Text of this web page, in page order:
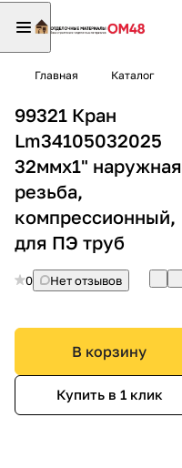
Главная Каталог
99321 Кран
Lm34105032025
32ммх1" наружная
резьба,
компрессионный,
для ПЭ труб
0 Нет отзывов
В корзину
Купить в 1 клик